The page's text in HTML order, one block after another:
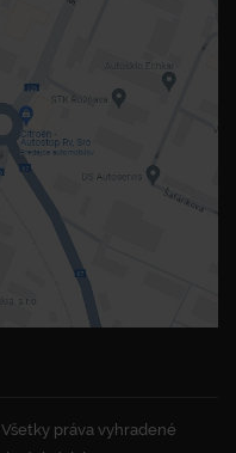
Všetky práva vyhradené